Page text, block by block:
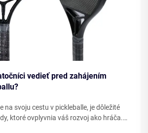
vedieť pred zahájením
na svoju cestu v pickleballe, je dôležité
ktoré ovplyvnia váš rozvoj ako hráča.